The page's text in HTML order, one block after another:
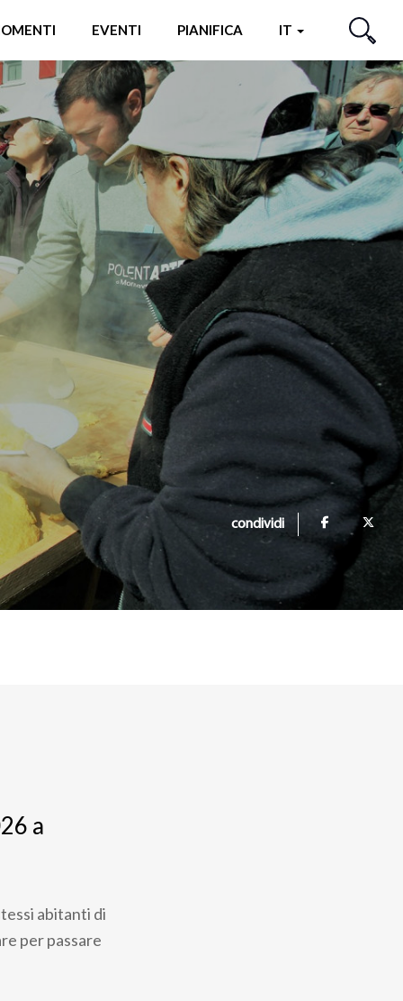
EVENTI PIANIFICA IT
CERCA
condividi
a
abitanti di
per passare